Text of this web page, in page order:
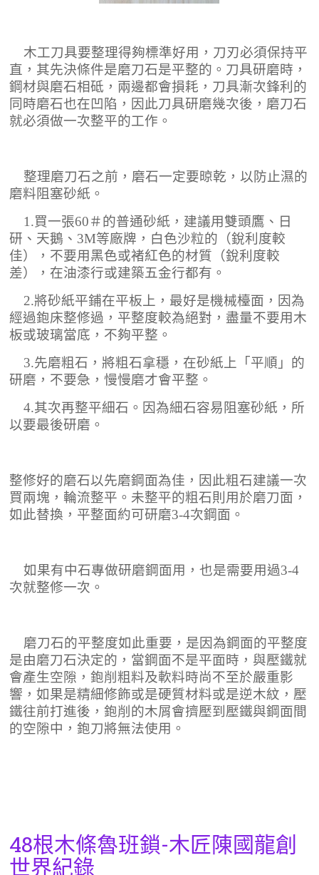
木工刀具要整理得夠標準好用，刀刃必須保持平
直，其先決條件是磨刀石是平整的。刀具研磨時，
鋼材與磨石相砥，兩邊都會損耗，刀具漸次鋒利的
同時磨石也在凹陷，因此刀具研磨幾次後，磨刀石
就必須做一次整平的工作。
整理磨刀石之前，磨石一定要晾乾，以防止濕的
磨料阻塞砂紙。
1.買一張60＃的普通砂紙，建議用雙頭鷹、日
研、天鵝、 3M等廠牌，白色沙粒的（銳利度較
佳），不要用黑色或褚紅色的材質（銳利度較
差），在油漆行或建築五金行都有。
2.將砂紙平鋪在平板上，最好是機械檯面，因為
經過鉋床整修過，平整度較為絕對，盡量不要用木
板或玻璃當底，不夠平整。
3.先磨粗石，將粗石拿穩，在砂紙上「平順」的
研磨，不要急，慢慢磨才會平整。
4.其次再整平細石。因為細石容易阻塞砂紙，所
以要最後研磨。
整修好的磨石以先磨鋼面為佳，因此粗石建議一次
買兩塊，輪流整平。未整平的粗石則用於磨刀面，
如此替換，平整面約可研磨3-4次鋼面。
如果有中石專做研磨鋼面用，也是需要用過3-4
次就整修一次。
磨刀石的平整度如此重要，是因為鋼面的平整度
是由磨刀石決定的，當鋼面不是平面時，與壓鐵就
會產生空隙，鉋削粗料及軟料時尚不至於嚴重影
響，如果是精細修飾或是硬質材料或是逆木紋，壓
鐵往前打進後，鉋削的木屑會擠壓到壓鐵與鋼面間
的空隙中，鉋刀將無法使用。
48根木條魯班鎖-木匠陳國龍創
世界紀錄